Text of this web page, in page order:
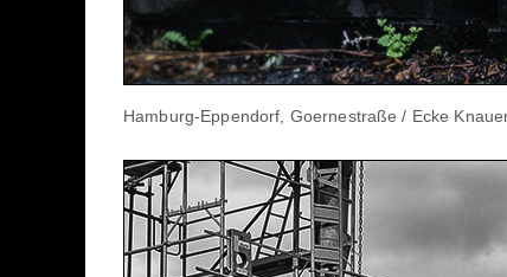
Hamburg-Eppendorf, Goernestraße / Ecke